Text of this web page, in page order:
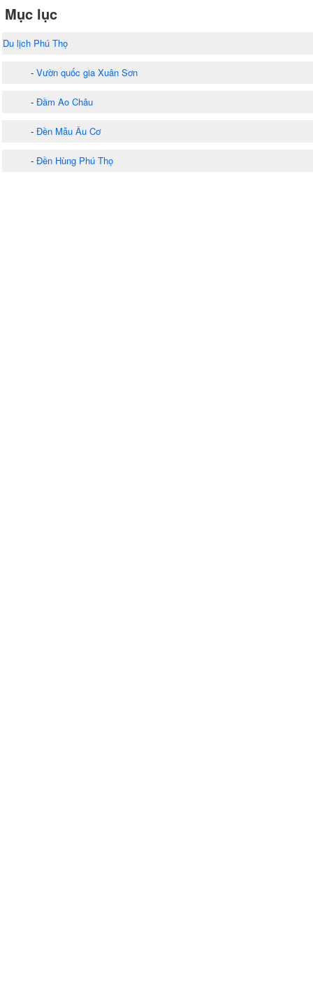
Mục lục
Du lịch Phú Thọ
- Vườn quốc gia Xuân Sơn
- Đầm Ao Châu
- Đền Mẫu Âu Cơ
- Đền Hùng Phú Thọ